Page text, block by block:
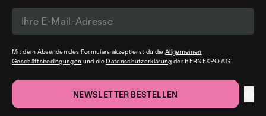
Mit dem Absenden des Formulars akzeptierst du dieAllgemeinen
Geschäftsbedingungen und die Datenschutzerklärung der BERNEXPO AG.